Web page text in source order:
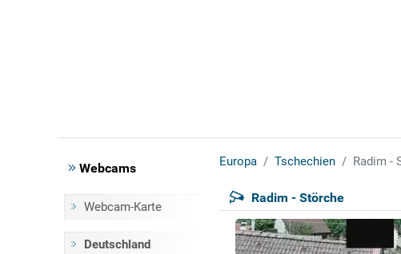
Webcams
Webcam-Karte
Deutschland
Europa Tschechien Radim -
Radim - Störche